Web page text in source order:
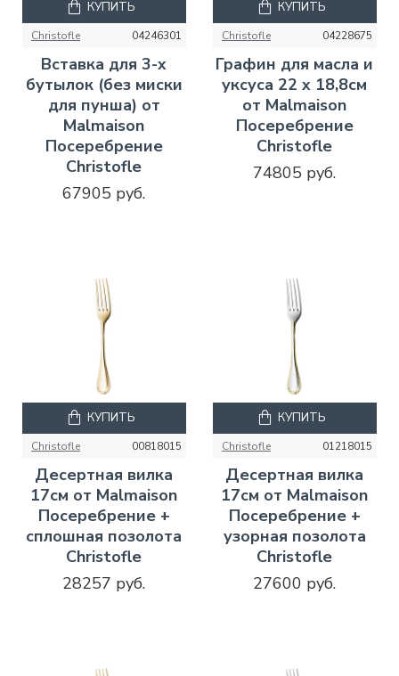
Christofle 04246301
Вставка для 3-х
бутылок (без миски
для пунша) от
Malmaison
Посеребрение
Christofle
67905 руб.
КУПИТЬ
Christofle 04228675
Графин для масла и
уксуса 22 x 18,8см
от Malmaison
Посеребрение
Christofle
74805 руб.
КУПИТЬ
Christofle 00818015
Десертная вилка
17см от Malmaison
Посеребрение +
сплошная позолота
Christofle
28257 руб.
КУПИТЬ
Christofle 01218015
Десертная вилка
17см от Malmaison
Посеребрение +
узорная позолота
Christofle
27600 руб.
КУПИТЬ